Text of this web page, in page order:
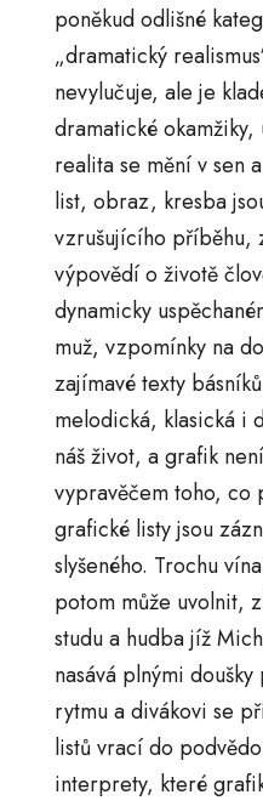
poněkud odlišné
„dramatický
nevylučuje, ale je
dramatické
realita se mění v sen
list, obraz, kresba
vzrušujícího příběhu,
výpovědí o životě
dynamicky
muž, vzpomínky na
zajímavé texty
melodická, klasická i
náš život, a grafik
vypravěčem toho, co
grafické listy jsou
slyšeného. Trochu
potom může uvolnit,
studu a hudba jíž
nasává plnými
rytmu a divákovi se
listů vrací do
interprety, které